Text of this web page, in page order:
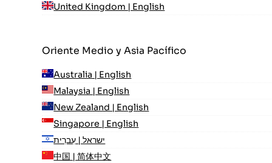
United Kingdom | English
Oriente Medio y Asia Pacífico
Australia | English
Malaysia | English
New Zealand | English
Singapore | English
ישראל | עִברִית
中国 | 简体中文